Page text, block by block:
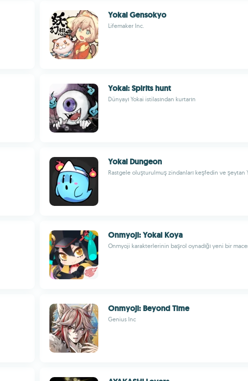
Yokai Gensokyo
Lifemaker Inc.
Yokai: Spirits hunt
Dünyayı Yokai istilasından kurtarın
Yokai Dungeon
Rastgele oluşturulmuş zindanları keşfedin ve şeytan
Onmyoji: Yokai Koya
Onmyoji karakterlerinin başrol oynadığı yeni bir
Onmyoji: Beyond Time
Genius Inc